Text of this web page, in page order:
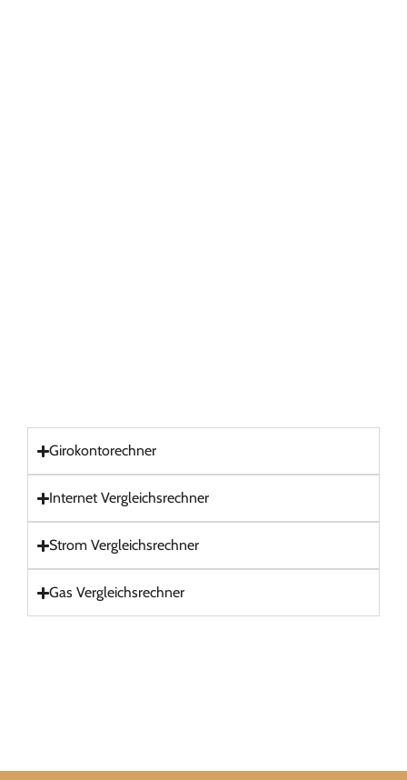
Girokontorechner
Internet Vergleichsrechner
Strom Vergleichsrechner
Gas Vergleichsrechner